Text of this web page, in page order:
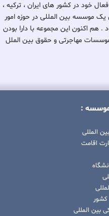
خود در کشور های ایران ، ترکیه ،
یک موسسه بین المللی در حوزه امور
هم اکنون این مجموعه با دارا بودن
موسسات مهاجرتی و حقوق بین الملل
:
بین المللی
اقامت
کشور
بین المللی